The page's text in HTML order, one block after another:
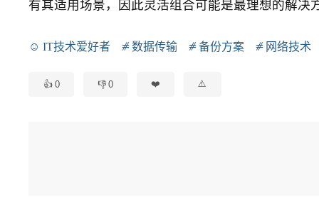
有其适用场景，因此灵活组合可能是最理想的解决
IT技术爱好者 数据传输 备份方案 网络技术
0 0